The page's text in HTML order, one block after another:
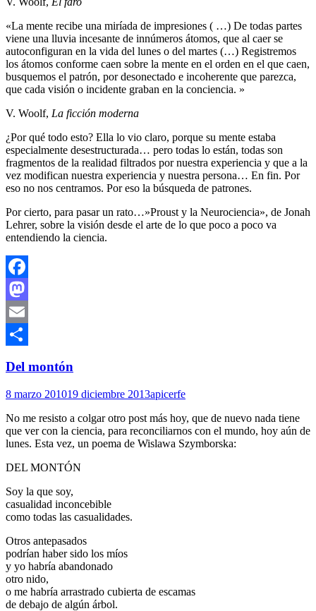
«La mente recibe una miríada de impresiones ( …) De todas partes
viene una lluvia incesante de innúmeros átomos, que al caer se
autoconfiguran en la vida del lunes o del martes (…) Registremos
los átomos conforme caen sobre la mente en el orden en el que caen,
busquemos el patrón, por desonectado e incoherente que parezca,
que cada visión o incidente graban en la conciencia. »
V. Woolf, La ficción moderna
¿Por qué todo esto? Ella lo vio claro, porque su mente estaba
especialmente desestructurada… pero todas lo están, todas son
fragmentos de la realidad filtrados por nuestra experiencia y que a la
vez modifican nuestra experiencia y nuestra persona… En fin. Por
eso no nos centramos. Por eso la búsqueda de patrones.
Por cierto, para pasar un rato…»Proust y la Neurociencia», de Jonah
Lehrer, sobre la visión desde el arte de lo que poco a poco va
entendiendo la ciencia.
Facebook
Mastodon
Email
Del montón
8 marzo 201019 diciembre 2013apicerfe
No me resisto a colgar otro post más hoy, que de nuevo nada tiene
que ver con la ciencia, para reconciliarnos con el mundo, hoy aún de
lunes. Esta vez, un poema de Wislawa Szymborska:
DEL MONTÓN
Soy la que soy,
casualidad inconcebible
como todas las casualidades.
Otros antepasados
podrían haber sido los míos
y yo habría abandonado
otro nido,
o me habría arrastrado cubierta de escamas
de debajo de algún árbol.